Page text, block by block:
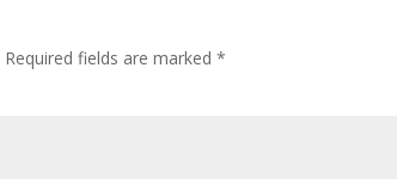
Required fields are marked*